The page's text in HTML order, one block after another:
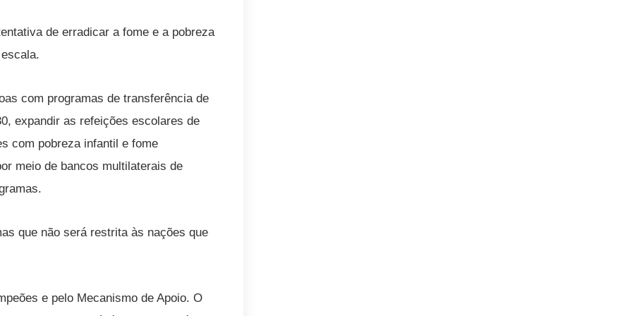
de erradicar a fome e a pobreza
com programas de transferência de
expandir as refeições escolares de
com pobreza infantil e fome
meio de bancos multilaterais de
que não será restrita às nações que
e pelo Mecanismo de Apoio. O